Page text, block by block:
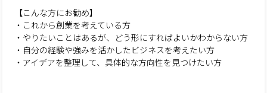
【こんな方にお勧め】
・これから創業を考えている方
・やりたいことはあるが、どう形にすればよいかわからない方
・自分の経験や強みを活かしたビジネスを考えたい方
・アイデアを整理して、具体的な方向性を見つけたい方